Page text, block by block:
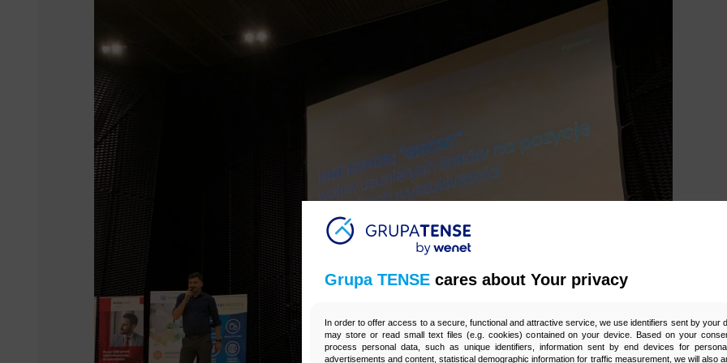
Grupa TENSE cares about Your privacy
In order to offer access to a secure, functional and attractive service, we use identifiers sent by your
may store or read small text files (e.g. cookies) contained on your device. Based on your
process personal data, such as unique identifiers, information sent by end devices for
advertisements and content, statistical demographic information for traffic measurement, we will also